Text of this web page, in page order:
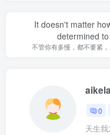
It doesn't matter
determined
不管你有多慢，都不要紧
0
天生